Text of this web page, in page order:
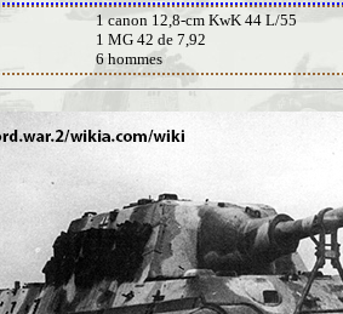
1 canon 12,8-cm KwK 44 L/55
1 MG 42 de 7,92
6 hommes